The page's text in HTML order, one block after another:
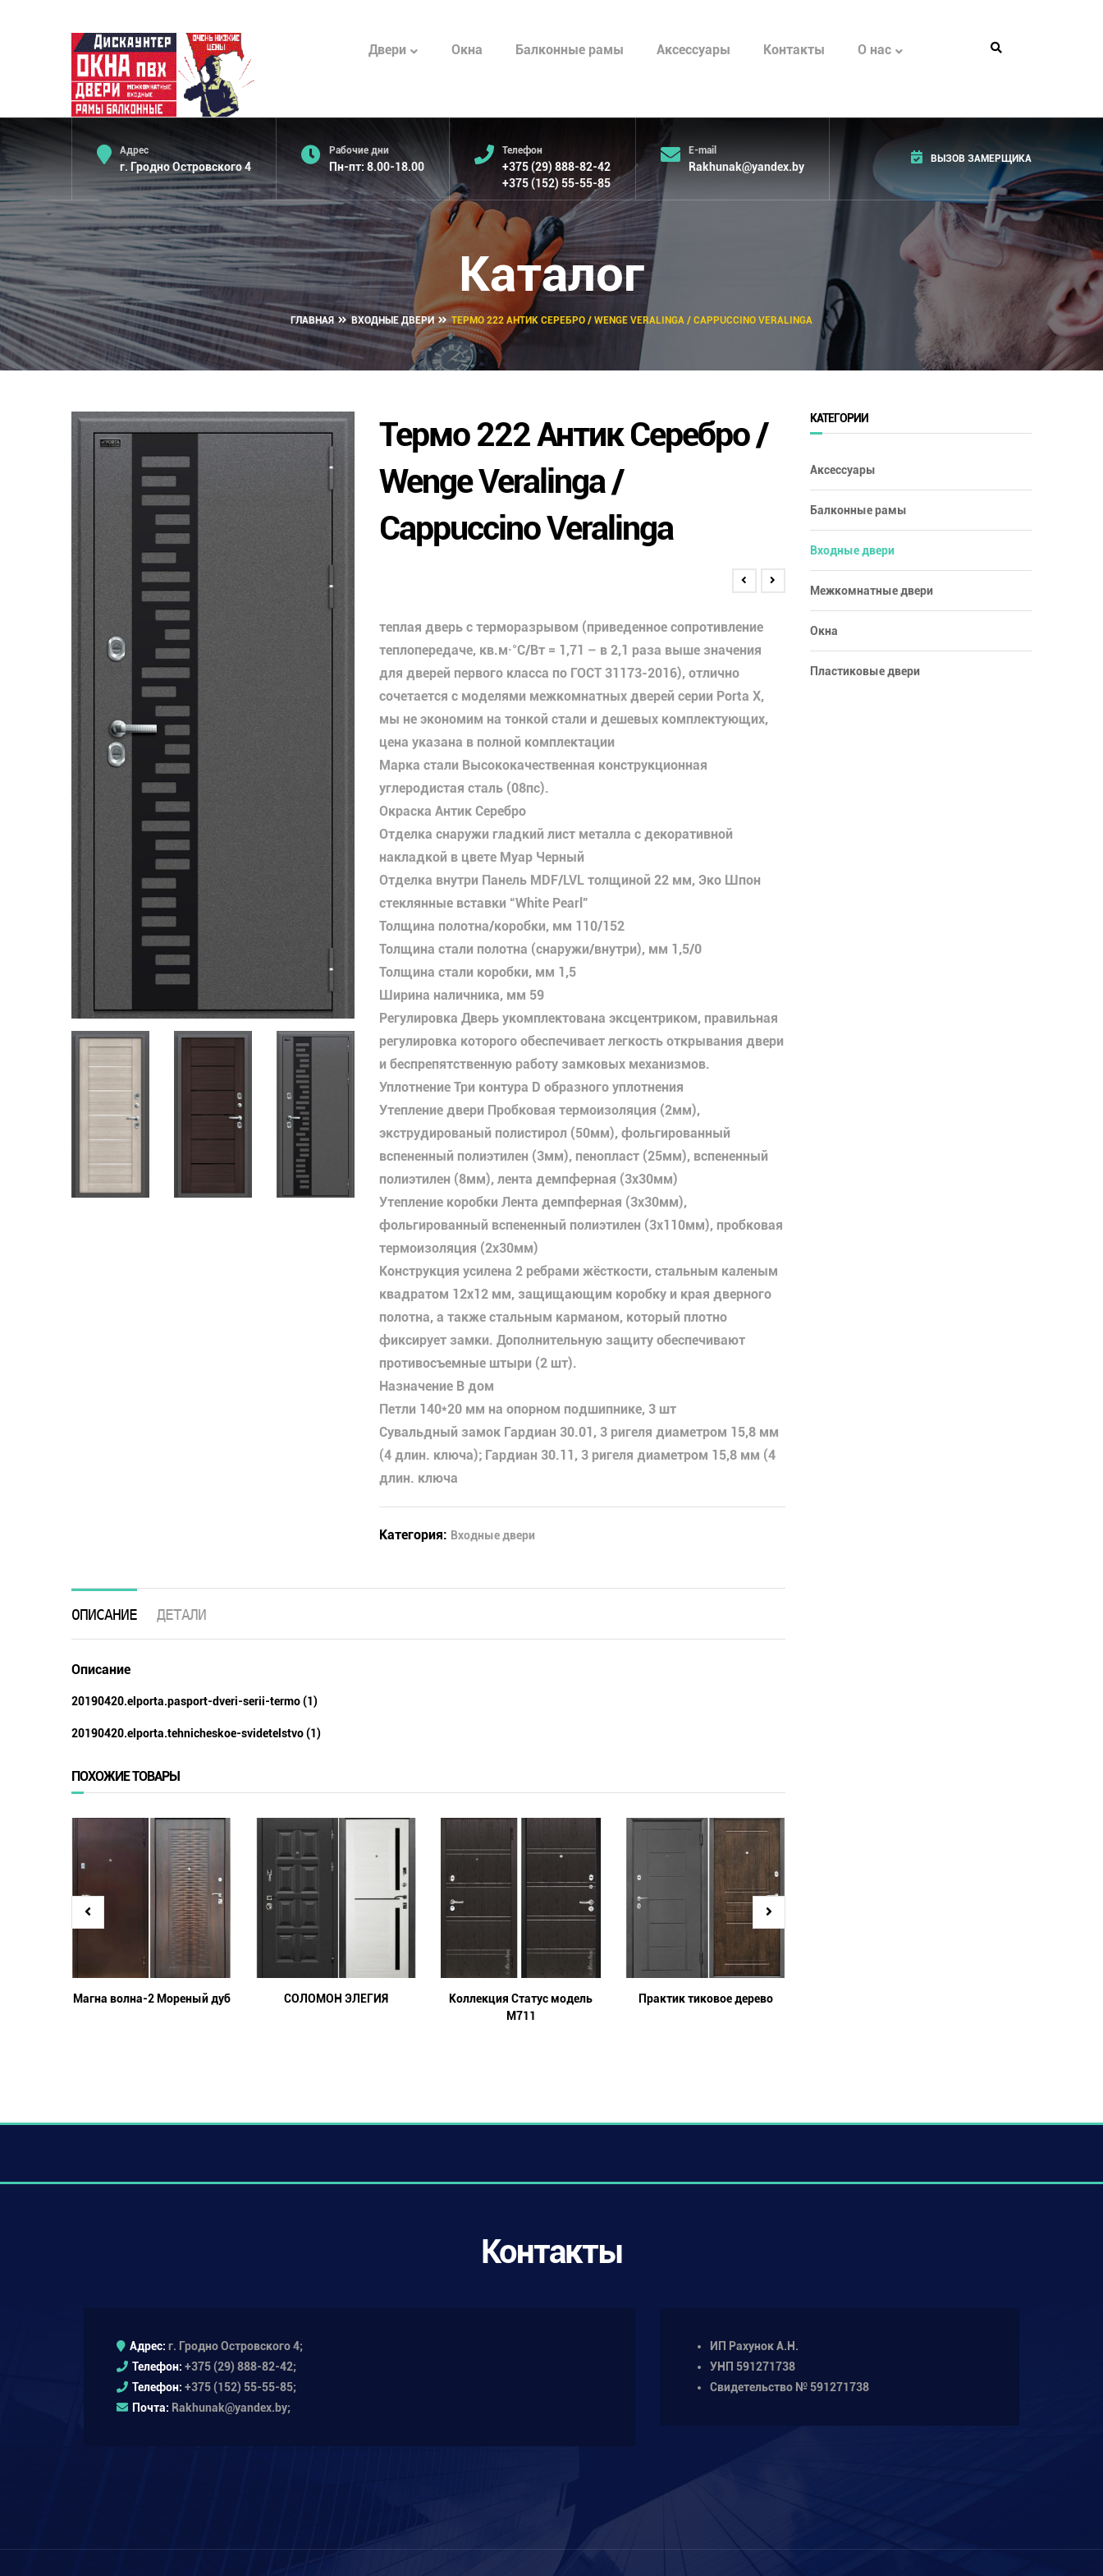
Двери Окна Балконные рамы Аксессуары Контакты О нас
Адрес
г. Гродно Островского 4
Рабочие дни
Пн-пт: 8.00-18.00
Телефон
+375 (29) 888-82-42
+375 (152) 55-55-85
E-mail
Rakhunak@yandex.by
ВЫЗОВ ЗАМЕРЩИКА
Каталог
ГЛАВНАЯ ВХОДНЫЕ ДВЕРИ ТЕРМО 222 АНТИК СЕРЕБРО / WENGE VERALINGA / CAPPUCCINO VERALINGA
КАТЕГОРИИ
Аксессуары
Балконные рамы
Входные двери
Межкомнатные двери
Окна
Пластиковые двери
Термо 222 Антик Серебро /
Wenge Veralinga /
Cappuccino Veralinga
теплая дверь с терморазрывом (приведенное сопротивление
теплопередаче, кв.м·°C/Вт = 1,71 – в 2,1 раза выше значения
для дверей первого класса по ГОСТ 31173-2016), отлично
сочетается с моделями межкомнатных дверей серии Porta X,
мы не экономим на тонкой стали и дешевых комплектующих,
цена указана в полной комплектации
Марка стали Высококачественная конструкционная
углеродистая сталь (08пс).
Окраска Антик Серебро
Отделка снаружи гладкий лист металла с декоративной
накладкой в цвете Муар Черный
Отделка внутри Панель MDF/LVL толщиной 22 мм, Эко Шпон
стеклянные вставки “White Pearl”
Толщина полотна/коробки, мм 110/152
Толщина стали полотна (снаружи/внутри), мм 1,5/0
Толщина стали коробки, мм 1,5
Ширина наличника, мм 59
Регулировка Дверь укомплектована эксцентриком, правильная
регулировка которого обеспечивает легкость открывания двери
и беспрепятственную работу замковых механизмов.
Уплотнение Три контура D образного уплотнения
Утепление двери Пробковая термоизоляция (2мм),
экструдированый полистирол (50мм), фольгированный
вспененный полиэтилен (3мм), пенопласт (25мм), вспененный
полиэтилен (8мм), лента демпферная (3х30мм)
Утепление коробки Лента демпферная (3х30мм),
фольгированный вспененный полиэтилен (3х110мм), пробковая
термоизоляция (2х30мм)
Конструкция усилена 2 ребрами жёсткости, стальным каленым
квадратом 12х12 мм, защищающим коробку и края дверного
полотна, а также стальным карманом, который плотно
фиксирует замки. Дополнительную защиту обеспечивают
противосъемные штыри (2 шт).
Назначение В дом
Петли 140*20 мм на опорном подшипнике, 3 шт
Сувальдный замок Гардиан 30.01, 3 ригеля диаметром 15,8 мм
(4 длин. ключа); Гардиан 30.11, 3 ригеля диаметром 15,8 мм (4
длин. ключа
Категория: Входные двери
ОПИСАНИЕ ДЕТАЛИ
Описание
20190420.elporta.pasport-dveri-serii-termo (1)
20190420.elporta.tehnicheskoe-svidetelstvo (1)
ПОХОЖИЕ ТОВАРЫ
Магна волна-2 Мореный дуб СОЛОМОН ЭЛЕГИЯ
Коллекция Статус модель
М711
Практик тиковое дерево
Контакты
Адрес: г. Гродно Островского 4;
Телефон: +375 (29) 888-82-42;
Телефон: +375 (152) 55-55-85;
Почта: Rakhunak@yandex.by;
ИП Рахунок А.Н.
УНП 591271738
Свидетельство № 591271738